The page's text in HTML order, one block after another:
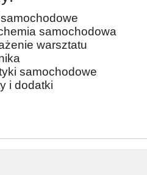
samochodowa
warsztatu
samochodowe
i dodatki